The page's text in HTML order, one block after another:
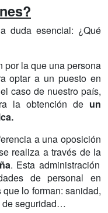
duda esencial: ¿Qué
por la que una persona
optar a un puesto en
caso de nuestro país,
la obtención de un
a una oposición
realiza a través de la
. Esta administración
de personal en
lo forman: sanidad,
de seguridad…